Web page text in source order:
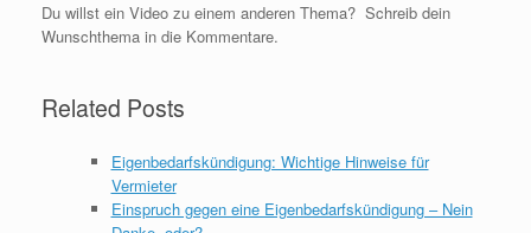
Du willst ein Video zu einem anderen Thema? Schreib dein
Wunschthema in die Kommentare.
Related Posts
Eigenbedarfskündigung: Wichtige Hinweise für
Vermieter
Einspruch gegen eine Eigenbedarfskündigung – Nein